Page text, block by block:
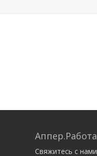
Аппер.Работа
Свяжитесь с нами